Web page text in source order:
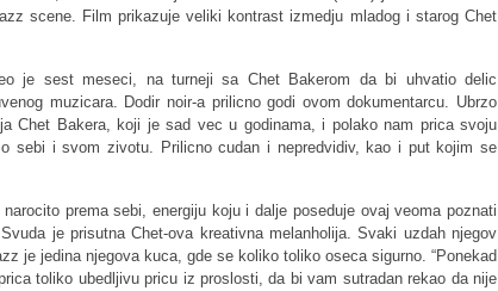
scene. Film prikazuje veliki kontrast izmedju mladog i starog Chet
je sest meseci, na turneji sa Chet Bakerom da bi uhvatio delic
muzicara. Dodir noir-a prilicno godi ovom dokumentarcu. Ubrzo
Chet Bakera, koji je sad vec u godinama, i polako nam prica svoju
sebi i svom zivotu. Prilicno cudan i nepredvidiv, kao i put kojim se
prema sebi, energiju koju i dalje poseduje ovaj veoma poznati
je prisutna Chet-ova kreativna melanholija. Svaki uzdah njegov
je jedina njegova kuca, gde se koliko toliko oseca sigurno. “Ponekad
toliko ubedljivu pricu iz proslosti, da bi vam sutradan rekao da nije